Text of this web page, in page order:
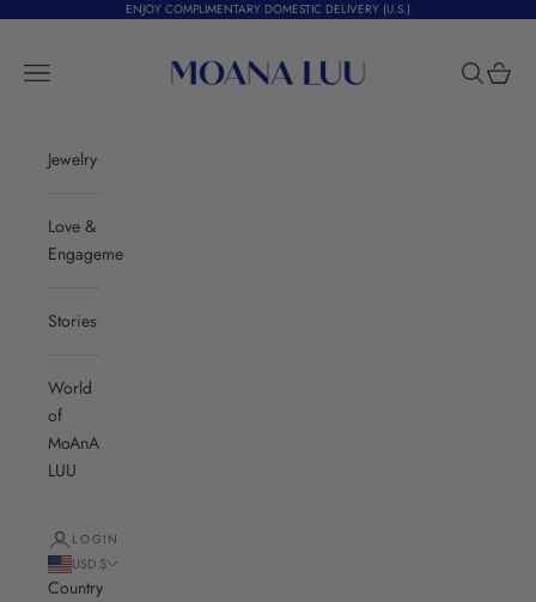
ENJOY COMPLIMENTARY DOMESTIC DELIVERY (U.S.)
Navigation menu
Search
Cart
Jewelry
Love &
Engagement
Stories
World
of
MoAnA
LUU
LOGIN
USD $
Country